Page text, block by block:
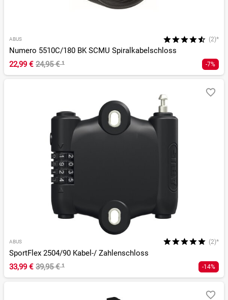
ABUS (2)*
Numero 5510C/180 BK SCMU Spiralkabelschloss
22,99 € 24,95 €¹ -7%
ABUS (2)*
SportFlex 2504/90 Kabel-/ Zahlenschloss
33,99 € 39,95 €¹ -14%